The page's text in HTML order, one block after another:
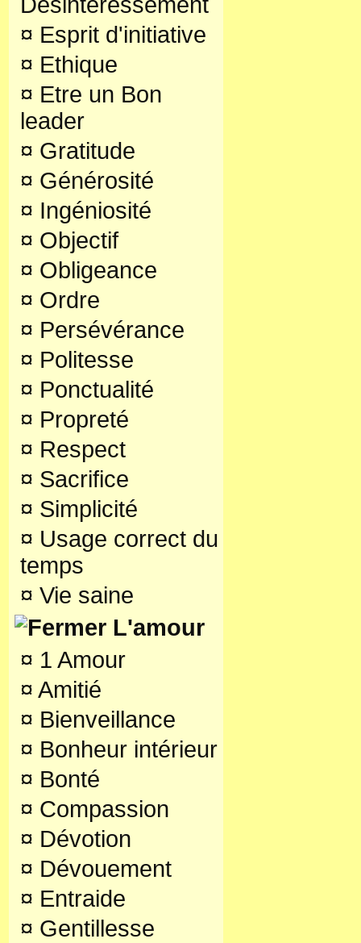
¤ Esprit d'initiative
¤ Ethique
¤ Etre un Bon
leader
¤ Gratitude
¤ Générosité
¤ Ingéniosité
¤ Objectif
¤ Obligeance
¤ Ordre
¤ Persévérance
¤ Politesse
¤ Ponctualité
¤ Propreté
¤ Respect
¤ Sacrifice
¤ Simplicité
¤ Usage correct du
temps
¤ Vie saine
L'amour
¤ 1 Amour
¤ Amitié
¤ Bienveillance
¤ Bonheur intérieur
¤ Bonté
¤ Compassion
¤ Dévotion
¤ Dévouement
¤ Entraide
¤ Gentillesse